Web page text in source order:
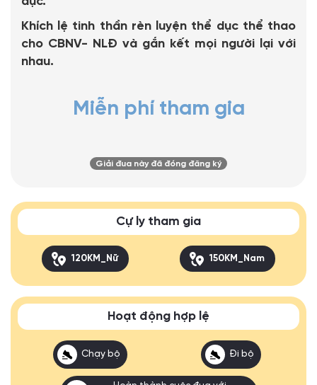
Khích lệ tinh thần rèn luyện thể dục thể thao
cho CBNV- NLĐ và gắn kết mọi người lại với
nhau.
Miễn phí tham gia
Giải đua này đã đóng đăng ký
Cự ly tham gia
120KM_Nữ 150KM_Nam
Hoạt động hợp lệ
Chạy bộ Đi bộ